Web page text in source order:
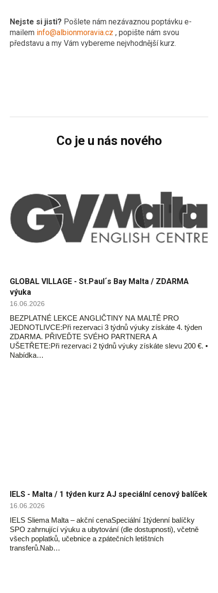
Nejste si jisti? Pošlete nám nezávaznou poptávku e-
mailem info@albionmoravia.cz , popište nám svou
představu a my Vám vybereme nejvhodnější kurz.
Co je u nás nového
GLOBAL VILLAGE - St.Paul´s Bay Malta / ZDARMA
výuka
16.06.2026
BEZPLATNÉ LEKCE ANGLIČTINY NA MALTĚ PRO
JEDNOTLIVCE:Při rezervaci 3 týdnů výuky získáte 4. týden
ZDARMA. PŘIVEĎTE SVÉHO PARTNERA A
UŠETŘETE:Při rezervaci 2 týdnů výuky získáte slevu 200 €. •
Nabídka…
IELS - Malta / 1 týden kurz AJ speciální cenový balíček
16.06.2026
IELS Sliema Malta – akční cenaSpeciální 1týdenní balíčky
SPO zahrnující výuku a ubytování (dle dostupnosti), včetně
všech poplatků, učebnice a zpátečních letištních
transferů.Nab…